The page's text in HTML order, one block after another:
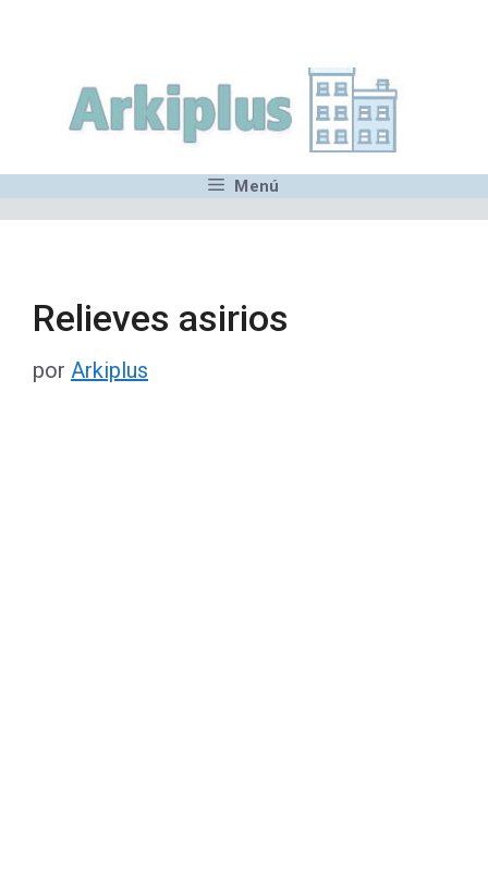
contenido
Menú
Relieves asirios
por Arkiplus